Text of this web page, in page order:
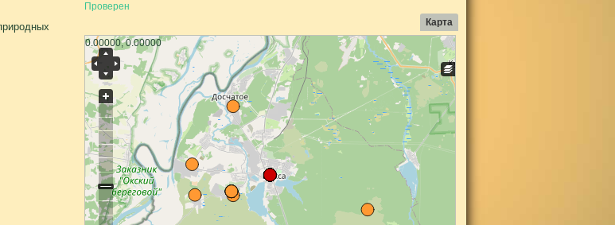
Проверен
Карта
0.00000, 0.00000